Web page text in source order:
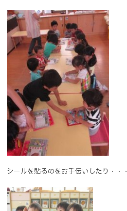
シールを貼るのをお手伝いしたり・・・